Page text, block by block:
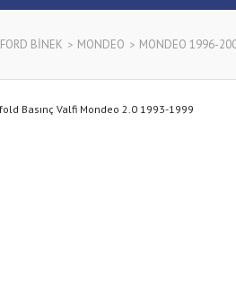
FORD BİNEK MONDEO MONDEO 1996-